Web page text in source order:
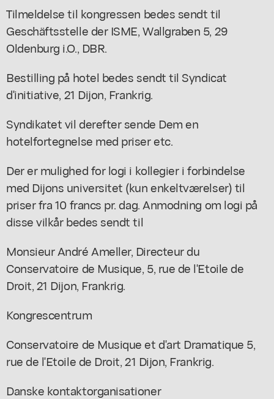
Tilmeldelse til kongressen bedes sendt til
Geschäftsstelle der ISME, Wallgraben 5, 29
Oldenburg i.O., DBR.
Bestilling på hotel bedes sendt til Syndicat
d'initiative, 21 Dijon, Frankrig.
Syndikatet vil derefter sende Dem en
hotelfortegnelse med priser etc.
Der er mulighed for logi i kollegier i forbindelse
med Dijons universitet (kun enkeltværelser) til
priser fra 10 francs pr. dag. Anmodning om logi på
disse vilkår bedes sendt til
Monsieur André Ameller, Directeur du
Conservatoire de Musique, 5, rue de l'Etoile de
Droit, 21 Dijon, Frankrig.
Kongrescentrum
Conservatoire de Musique et d'art Dramatique 5,
rue de l'Etoile de Droit, 21 Dijon, Frankrig.
Danske kontaktorganisationer